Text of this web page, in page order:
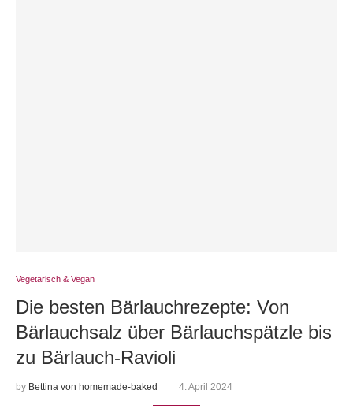
Vegetarisch & Vegan
Die besten Bärlauchrezepte: Von
Bärlauchsalz über Bärlauchspätzle bis
zu Bärlauch-Ravioli
by Bettina von homemade-baked 4. April 2024